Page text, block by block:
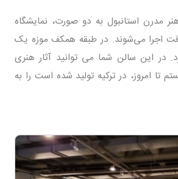
مدرن استانبول به دو صورت، نمایشگاه
اجرا می‌شوند. در طبقه همکف موزه یک
در این سالن شما می توانید آثار هنری
تا امروز، در ترکیه تولید شده است را به